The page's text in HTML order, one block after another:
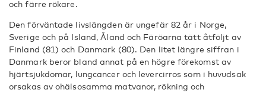
och färre rökare.
Den förväntade livslängden är ungefär 82 år i Norge,
Sverige och på Island, Åland och Färöarna tätt åtföljt av
Finland (81) och Danmark (80). Den litet längre siffran i
Danmark beror bland annat på en högre förekomst av
hjärtsjukdomar, lungcancer och levercirros som i huvudsak
orsakas av ohälsosamma matvanor, rökning och